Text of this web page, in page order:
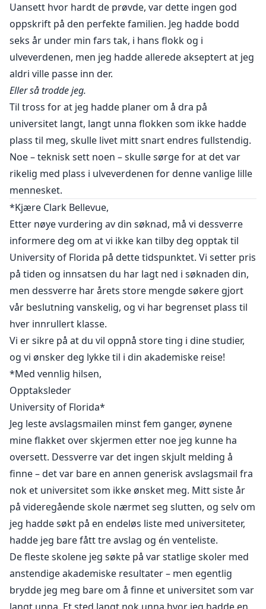
Uansett hvor hardt de prøvde, var dette ingen god
oppskrift på den perfekte familien. Jeg hadde bodd
seks år under min fars tak, i hans flokk og i
ulveverdenen, men jeg hadde allerede akseptert at jeg
aldri ville passe inn der.
Eller så trodde jeg.
Til tross for at jeg hadde planer om å dra på
universitet langt, langt unna flokken som ikke hadde
plass til meg, skulle livet mitt snart endres fullstendig.
Noe – teknisk sett noen – skulle sørge for at det var
rikelig med plass i ulveverdenen for denne vanlige lille
mennesket.
*Kjære Clark Bellevue,
Etter nøye vurdering av din søknad, må vi dessverre
informere deg om at vi ikke kan tilby deg opptak til
University of Florida på dette tidspunktet. Vi setter pris
på tiden og innsatsen du har lagt ned i søknaden din,
men dessverre har årets store mengde søkere gjort
vår beslutning vanskelig, og vi har begrenset plass til
hver innrullert klasse.
Vi er sikre på at du vil oppnå store ting i dine studier,
og vi ønsker deg lykke til i din akademiske reise!
*Med vennlig hilsen,
Opptaksleder
University of Florida*
Jeg leste avslagsmailen minst fem ganger, øynene
mine flakket over skjermen etter noe jeg kunne ha
oversett. Dessverre var det ingen skjult melding å
finne – det var bare en annen generisk avslagsmail fra
nok et universitet som ikke ønsket meg. Mitt siste år
på videregående skole nærmet seg slutten, og selv om
jeg hadde søkt på en endeløs liste med universiteter,
hadde jeg bare fått tre avslag og én venteliste.
De fleste skolene jeg søkte på var statlige skoler med
anstendige akademiske resultater – men egentlig
brydde jeg meg bare om å finne et universitet som var